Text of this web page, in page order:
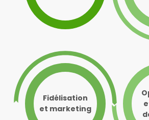
Fidélisation
et marketing